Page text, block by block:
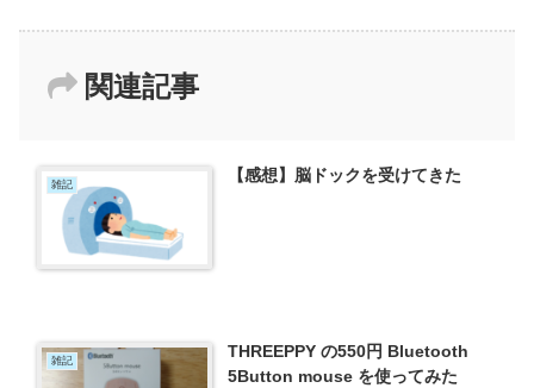
関連記事
雑記 【感想】脳ドックを受けてきた
雑記
THREEPPY の550円 Bluetooth
5Button mouse を使ってみた